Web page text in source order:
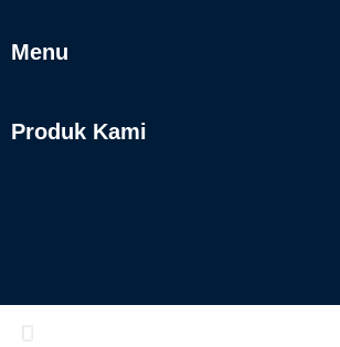
Menu
Produk Kami